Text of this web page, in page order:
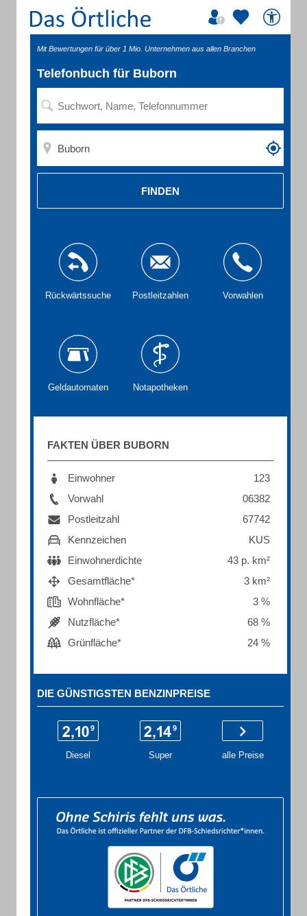
Mit Bewertungen für über 1 Mio. Unternehmen aus allen Branchen
Telefonbuch für Buborn
FINDEN
Rückwärtssuche Postleitzahlen Vorwahlen
Geldautomaten Notapotheken
FAKTEN ÜBER BUBORN
Einwohner
123
Vorwahl
06382
Postleitzahl
67742
Kennzeichen
KUS
Einwohnerdichte
43 p. km²
Gesamtfläche*
3 km²
Wohnfläche*
3 %
Nutzfläche*
68 %
Grünfläche*
24 %
DIE GÜNSTIGSTEN BENZINPREISE
Diesel Super alle Preise